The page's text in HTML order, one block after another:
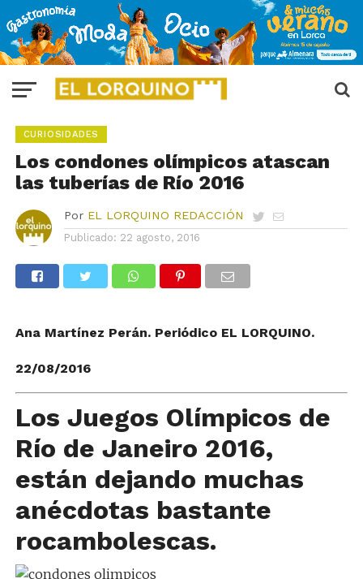
CURIOSIDADES
Los condones olímpicos atascan
las tuberías de Río 2016
Por EL LORQUINO REDACCIÓN
Publicado: 22 agosto, 2016
Ana Martínez Perán. Periódico EL LORQUINO.
22/08/2016
Los Juegos Olímpicos de
Río de Janeiro 2016,
están dejando muchas
anécdotas bastante
rocambolescas.